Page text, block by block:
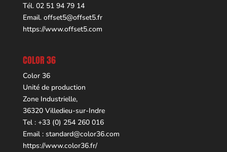
Tél. 02 51 94 79 14
Email. offset5@offset5.fr
https://www.offset5.com
COLOR 36
Color 36
Unité de production
Zone Industrielle,
36320 Villedieu-sur-Indre
Tel : +33 (0) 254 260 016
Email : standard@color36.com
https://www.color36.fr/